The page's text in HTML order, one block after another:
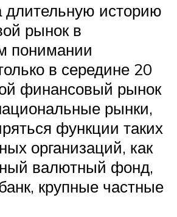
длительную историю
рынок в
понимании
в середине 20
финансовый рынок
рынки,
функции таких
организаций, как
валютный фонд,
крупные частные